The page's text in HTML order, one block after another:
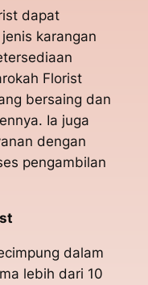
dapat
karangan
Florist
bersaing dan
Ia juga
dengan
pengambilan
dalam
lebih dari 10